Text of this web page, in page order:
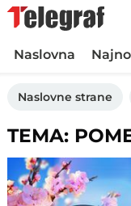
Naslovna
Naslovne strane
TEMA: